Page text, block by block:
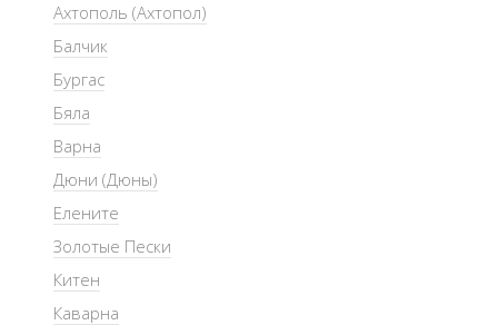
Ахтополь (Ахтопол)
Балчик
Бургас
Бяла
Варна
Дюни (Дюны)
Елените
Золотые Пески
Китен
Каварна